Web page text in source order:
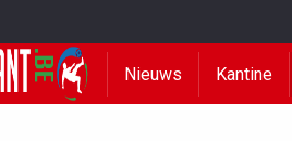
Nieuws Kantine